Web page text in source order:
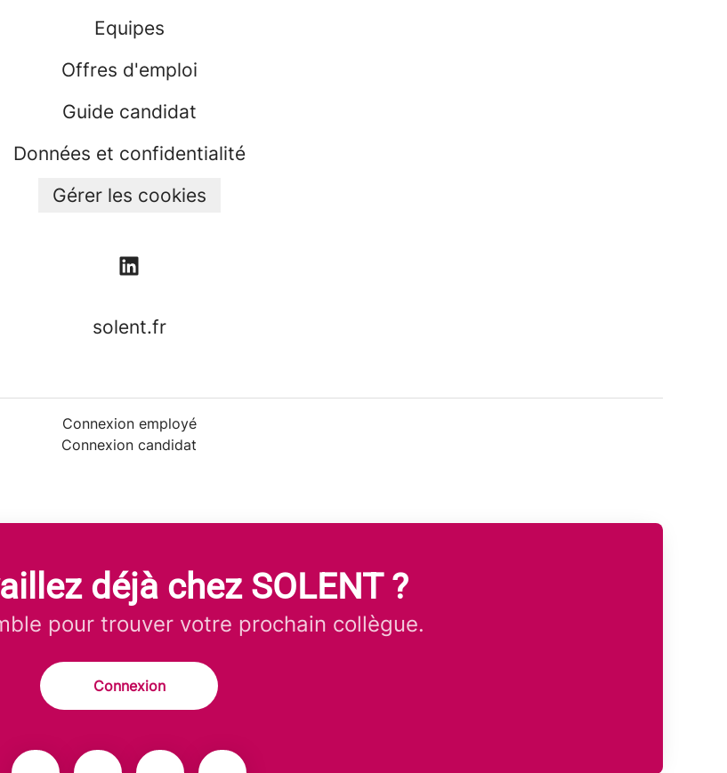
Equipes
Offres d'emploi
Guide candidat
Données et confidentialité
Gérer les cookies
solent.fr
Connexion employé
Connexion candidat
déjà chez SOLENT ?
pour trouver votre prochain collègue.
Connexion